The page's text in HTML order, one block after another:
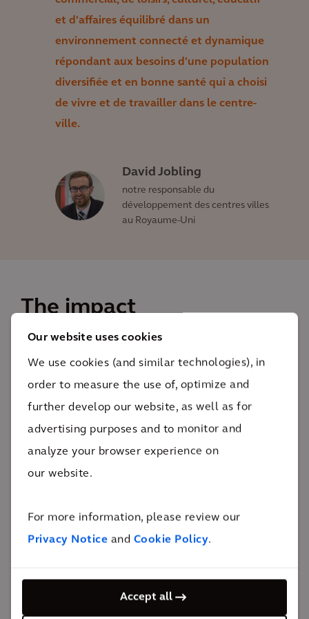
Our website uses cookies
We use cookies (and similar technologies), in
order to measure the use of, optimize and
further develop our website, as well as for
advertising purposes and to monitor and
analyze your browser experience on
our website.
For more information, please review our
Privacy Notice and Cookie Policy.
Accept all
et d'affaires équilibré dans un
environnement connecté et dynamique
répondant aux besoins d'une population
diversifiée et en bonne santé qui a choisi
de vivre et de travailler dans le centre-
ville.
David Jobling
notre responsable du
développement des centres villes
au Royaume-Uni
The impact
maintenant en passe de voir le jour, laissant augurer
une meilleure qualité de vie pour toute la
communauté de Walsall.
Possibilités de développement
pour une valeur de 500 millions de livres sterling
The impact
Un centre-ville pour l'avenir
données que nous avons développées pour appuyer